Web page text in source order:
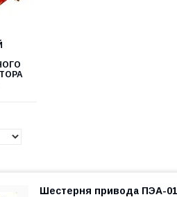
Шестерня привода ПЭА-